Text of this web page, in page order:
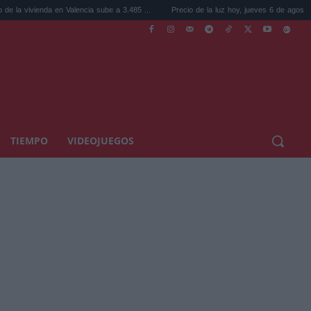
en Valencia sube a 3.485 ... Precio de la luz hoy, jueves 6 de agosto: la hora ...
TIEMPO VIDEOJUEGOS